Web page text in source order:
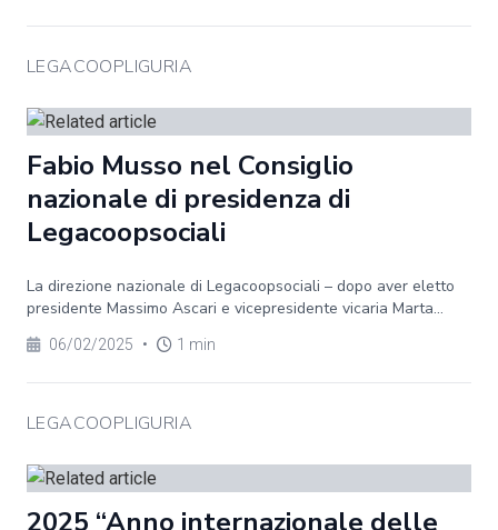
LEGACOOPLIGURIA
Fabio Musso nel Consiglio
nazionale di presidenza di
Legacoopsociali
La direzione nazionale di Legacoopsociali – dopo aver eletto
presidente Massimo Ascari e vicepresidente vicaria Marta...
06/02/2025 • 1 min
LEGACOOPLIGURIA
2025 “Anno internazionale delle